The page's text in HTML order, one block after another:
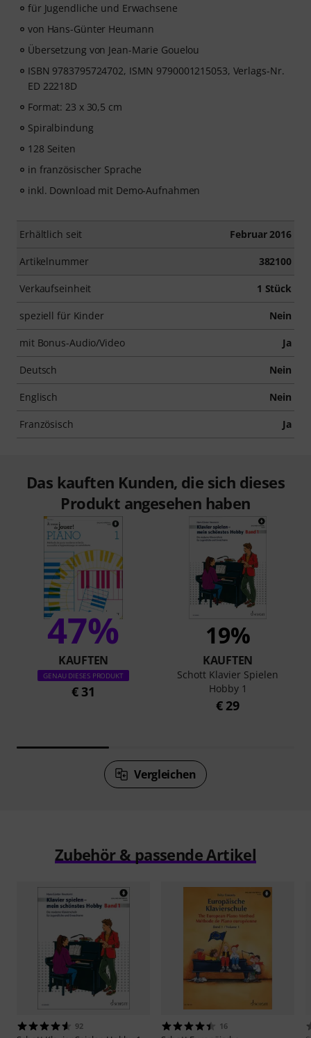
für Jugendliche und Erwachsene
von Hans-Günter Heumann
Übersetzung von Jean-Marie Gouelou
ISBN 9783795724702, ISMN 9790001215053, Verlags-Nr.
ED 22218D
Format: 23 x 30,5 cm
Spiralbindung
128 Seiten
in französischer Sprache
inkl. Download mit Demo-Aufnahmen
Erhältlich seit Februar 2016
Artikelnummer 382100
Verkaufseinheit 1 Stück
speziell für Kinder Nein
mit Bonus-Audio/Video Ja
Deutsch Nein
Englisch Nein
Französisch Ja
Das kauften Kunden, die sich dieses
Produkt angesehen haben
47%
KAUFTEN
GENAU DIESES PRODUKT
€ 31
19%
KAUFTEN
Schott Klavier Spielen
Hobby 1
€ 29
Vergleichen
Zubehör & passende Artikel
92 16